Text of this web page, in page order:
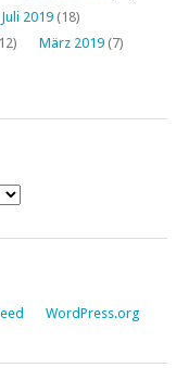
Juli 2019 (18)
März 2019 (7)
WordPress.org